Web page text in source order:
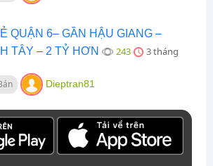
QUẬN 6– GẦN HẬU GIANG –
TÂY – 2 TỶ HƠN
243
3 tháng
Dieptran81